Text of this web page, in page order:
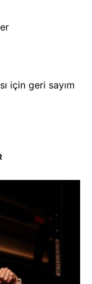
için geri sayım